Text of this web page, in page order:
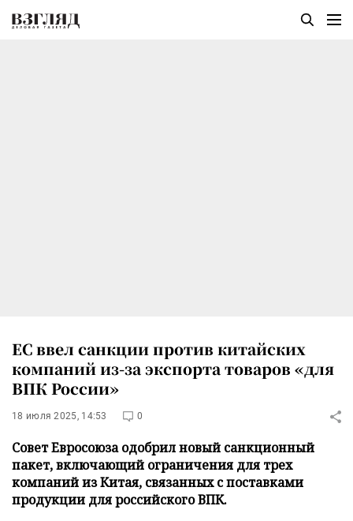
ЕС ввел санкции против китайских
компаний из-за экспорта товаров «для
ВПК России»
18 июля 2025, 14:53 0
Совет Евросоюза одобрил новый санкционный
пакет, включающий ограничения для трех
компаний из Китая, связанных с поставками
продукции для российского ВПК.